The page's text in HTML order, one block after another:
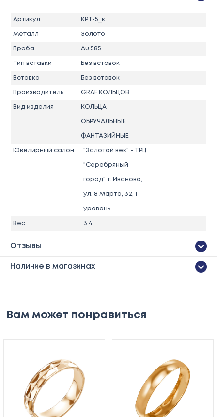
Артикул КРТ-5_к
Металл Золото
Проба Au 585
Тип вставки Без вставок
Вставка Без вставок
Производитель GRAF КОЛЬЦОВ
Вид изделия КОЛЬЦА
ОБРУЧАЛЬНЫЕ
ФАНТАЗИЙНЫЕ
Ювелирный салон "Золотой век" - ТРЦ
"Серебряный
город", г. Иваново,
ул. 8 Марта, 32, 1
уровень
Вес 3.4
Отзывы
Наличие в магазинах
Вам может понравиться